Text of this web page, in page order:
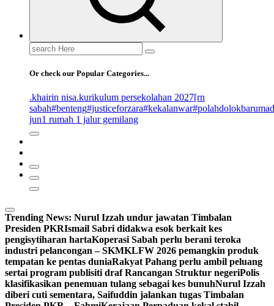
Search
for:
Or check our Popular Categories...
.khairin nisa.kurikulum persekolahan 2027[rn
sabah#benteng#justiceforzara#kekalanwar
jun1 rumah 1 jalur gemilang
Trending News: Nurul Izzah undur jawatan Timbalan
Presiden PKRIsmail Sabri didakwa esok berkait kes
pengisytiharan hartaKoperasi Sabah perlu berani teroka
industri pelancongan – SKMKLFW 2026 pemangkin produk
tempatan ke pentas duniaRakyat Pahang perlu ambil peluang
sertai program publisiti draf Rancangan Struktur negeriPolis
klasifikasikan penemuan tulang sebagai kes bunuhNurul Izzah
diberi cuti sementara, Saifuddin jalankan tugas Timbalan